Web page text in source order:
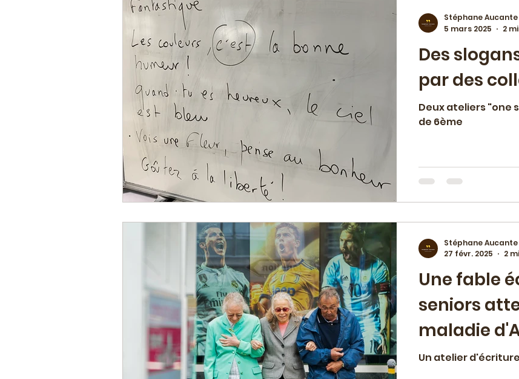
Des
par des
Deux ateliers "one
de 6ème
Stéphane Aucante
5 mars 2025
2
Une fable
seniors
maladie
Un atelier d'écriture
Stéphane Aucante
27 févr. 2025
2